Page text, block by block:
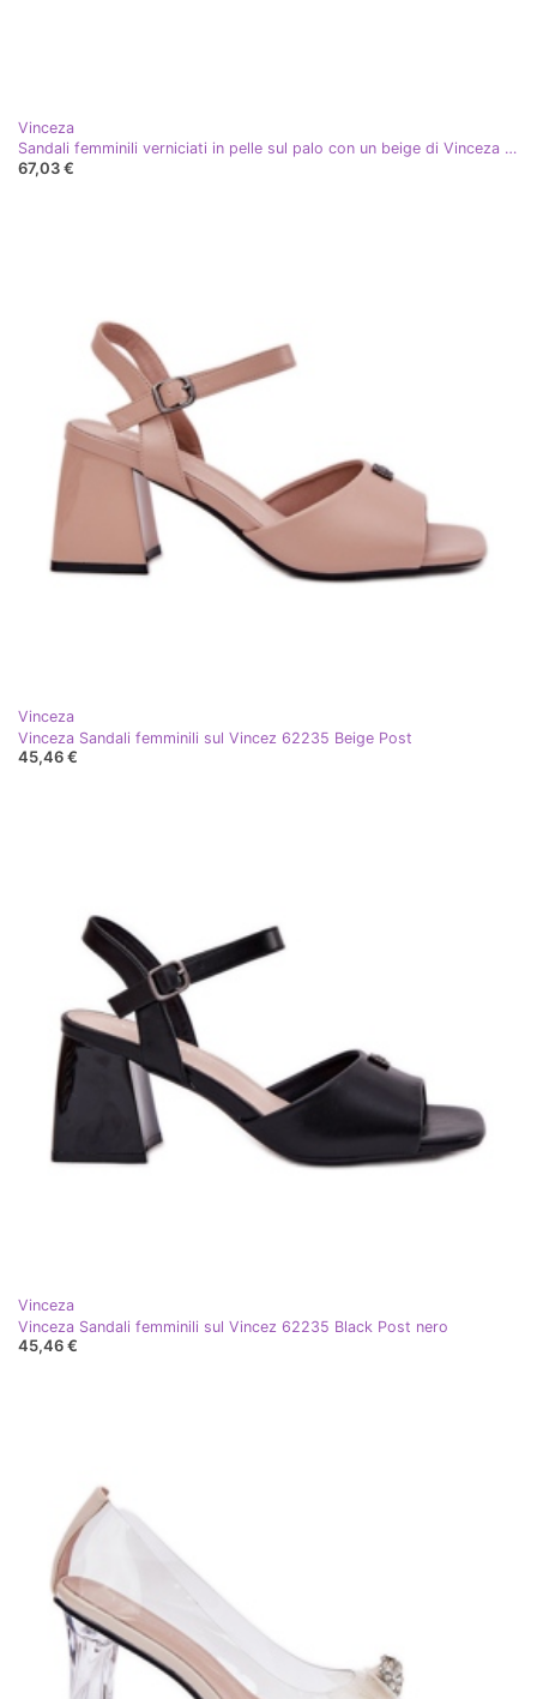
Vinceza
Sandali femminili verniciati in pelle sul palo con un beige di Vinceza 91134
67,03 €
Vinceza
Vinceza Sandali femminili sul Vincez 62235 Beige Post
45,46 €
Vinceza
Vinceza Sandali femminili sul Vincez 62235 Black Post nero
45,46 €